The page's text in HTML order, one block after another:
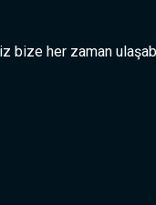
bize her zaman